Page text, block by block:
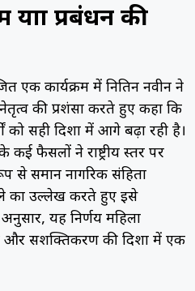
प्रबंधन की
एक कार्यक्रम में नितिन नवीन ने
की प्रशंसा करते हुए कहा कि
को सही दिशा में आगे बढ़ा रही है।
कई फैसलों ने राष्ट्रीय स्तर पर
से समान नागरिक संहिता
का उल्लेख करते हुए इसे
यह निर्णय महिला
और सशक्तिकरण की दिशा में एक